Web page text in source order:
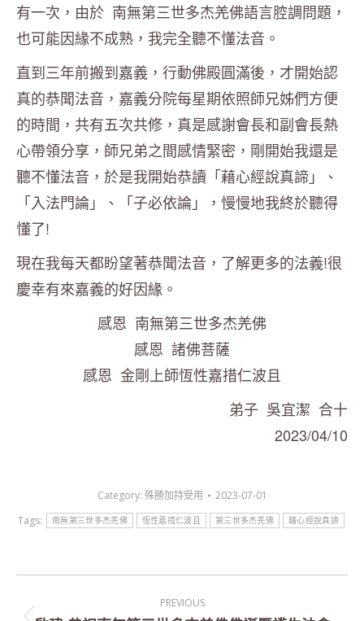
有一次，由於 南無第三世多杰羌佛語言腔調問題，
也可能因緣不成熟，我完全聽不懂法音。
直到三年前搬到嘉義，行動佛殿圓滿後，才開始認
真的恭聞法音，嘉義分院每星期依照師兄姊們方便
的時間，共有五次共修，真是感謝會長和副會長熱
心帶領分享，師兄弟之間感情緊密，剛開始我還是
聽不懂法音，於是我開始恭讀「藉心經說真諦」、
「入法門論」、「子必依論」，慢慢地我終於聽得
懂了!
現在我每天都盼望著恭聞法音，了解更多的法義!很
慶幸有來嘉義的好因緣。
感恩 南無第三世多杰羌佛
感恩 諸佛菩薩
感恩 金剛上師恆性嘉措仁波且
弟子 吳宜潔 合十
2023/04/10
Category: 殊勝加持受用
2023-07-01
Tags:
南無第三世多杰羌佛 恆性嘉措仁波且 第三世多杰羌佛 藉心經說真諦
PREVIOUS